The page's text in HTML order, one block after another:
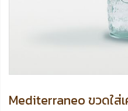
Mediterraneo ขวดใส่